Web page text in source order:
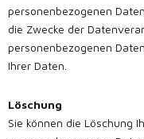
personenbezogenen
die Zwecke der
personenbezogenen
Ihrer Daten.
Löschung
Sie können die Löschung